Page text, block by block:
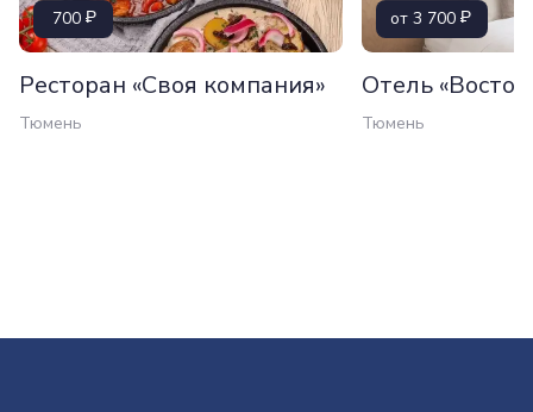
700
Ресторан «Своя компания»
Тюмень
от 3 700
Отель
Тюмень